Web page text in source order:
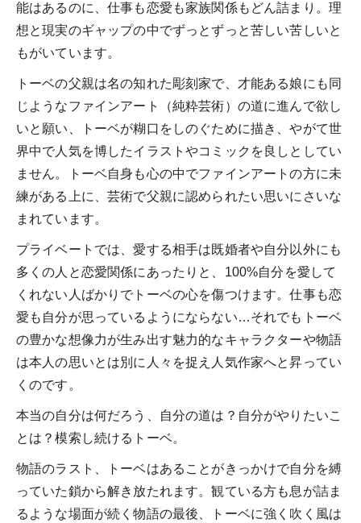
能はあるのに、仕事も恋愛も家族関係もどん詰まり。理
想と現実のギャップの中でずっとずっと苦しい苦しいと
もがいています。
トーベの父親は名の知れた彫刻家で、才能ある娘にも同
じようなファインアート（純粋芸術）の道に進んで欲し
いと願い、トーベが糊口をしのぐために描き、やがて世
界中で人気を博したイラストやコミックを良しとしてい
ません。トーベ自身も心の中でファインアートの方に未
練がある上に、芸術で父親に認められたい思いにさいな
まれています。
プライベートでは、愛する相手は既婚者や自分以外にも
多くの人と恋愛関係にあったりと、100%自分を愛して
くれない人ばかりでトーベの心を傷つけます。仕事も恋
愛も自分が思っているようにならない…それでもトーベ
の豊かな想像力が生み出す魅力的なキャラクターや物語
は本人の思いとは別に人々を捉え人気作家へと昇ってい
くのです。
本当の自分は何だろう、自分の道は？自分がやりたいこ
とは？模索し続けるトーベ。
物語のラスト、トーベはあることがきっかけで自分を縛
っていた鎖から解き放たれます。観ている方も息が詰ま
るような場面が続く物語の最後、トーベに強く吹く風は